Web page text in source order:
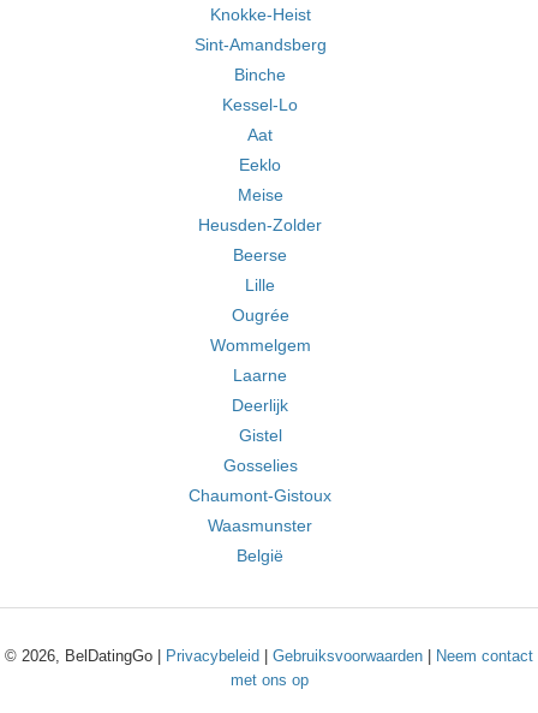
Knokke-Heist
Sint-Amandsberg
Binche
Kessel-Lo
Aat
Eeklo
Meise
Heusden-Zolder
Beerse
Lille
Ougrée
Wommelgem
Laarne
Deerlijk
Gistel
Gosselies
Chaumont-Gistoux
Waasmunster
België
© 2026, BelDatingGo | Privacybeleid Gebruiksvoorwaarden
Neem contact
met ons op